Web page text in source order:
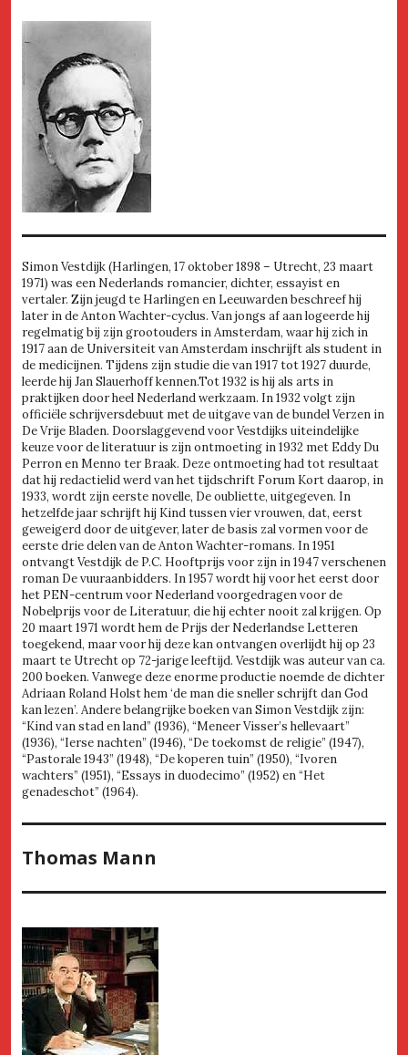
Simon Vestdijk (Harlingen, 17 oktober 1898 – Utrecht, 23 maart
1971) was een Nederlands romancier, dichter, essayist en
vertaler. Zijn jeugd te Harlingen en Leeuwarden beschreef hij
later in de Anton Wachter-cyclus. Van jongs af aan logeerde hij
regelmatig bij zijn grootouders in Amsterdam, waar hij zich in
1917 aan de Universiteit van Amsterdam inschrijft als student in
de medicijnen. Tijdens zijn studie die van 1917 tot 1927 duurde,
leerde hij Jan Slauerhoff kennen.Tot 1932 is hij als arts in
praktijken door heel Nederland werkzaam. In 1932 volgt zijn
officiële schrijversdebuut met de uitgave van de bundel Verzen in
De Vrije Bladen. Doorslaggevend voor Vestdijks uiteindelijke
keuze voor de literatuur is zijn ontmoeting in 1932 met Eddy Du
Perron en Menno ter Braak. Deze ontmoeting had tot resultaat
dat hij redactielid werd van het tijdschrift Forum Kort daarop, in
1933, wordt zijn eerste novelle, De oubliette, uitgegeven. In
hetzelfde jaar schrijft hij Kind tussen vier vrouwen, dat, eerst
geweigerd door de uitgever, later de basis zal vormen voor de
eerste drie delen van de Anton Wachter-romans. In 1951
ontvangt Vestdijk de P.C. Hooftprijs voor zijn in 1947 verschenen
roman De vuuraanbidders. In 1957 wordt hij voor het eerst door
het PEN-centrum voor Nederland voorgedragen voor de
Nobelprijs voor de Literatuur, die hij echter nooit zal krijgen. Op
20 maart 1971 wordt hem de Prijs der Nederlandse Letteren
toegekend, maar voor hij deze kan ontvangen overlijdt hij op 23
maart te Utrecht op 72-jarige leeftijd. Vestdijk was auteur van ca.
200 boeken. Vanwege deze enorme productie noemde de dichter
Adriaan Roland Holst hem ‘de man die sneller schrijft dan God
kan lezen’. Andere belangrijke boeken van Simon Vestdijk zijn:
“Kind van stad en land” (1936), “Meneer Visser’s hellevaart”
(1936), “Ierse nachten” (1946), “De toekomst de religie” (1947),
“Pastorale 1943” (1948), “De koperen tuin” (1950), “Ivoren
wachters” (1951), “Essays in duodecimo” (1952) en “Het
genadeschot” (1964).
Thomas Mann